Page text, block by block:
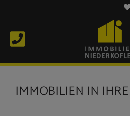
IMMOBILIEN IN